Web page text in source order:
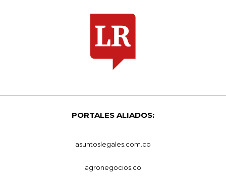
PORTALES ALIADOS:
asuntoslegales.com.co
agronegocios.co